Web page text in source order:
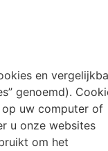
en
genoemd).
uw computer of
u onze websites
om het